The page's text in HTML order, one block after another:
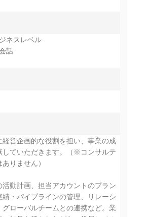
ネスレベル
話
営企画的な役割を担い、事業の成
していただきます。（※コンサルテ
りません）
動計画、担当アカウントのプラン
・パイプラインの管理、リレーシ
グローバルチームとの連携など。業